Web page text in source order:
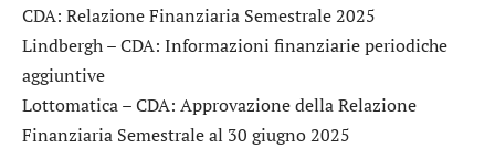
CDA: Relazione Finanziaria Semestrale 2025
Lindbergh– CDA: Informazioni finanziarie periodiche
aggiuntive
Lottomatica– CDA: Approvazione della Relazione
Finanziaria Semestrale al 30 giugno 2025